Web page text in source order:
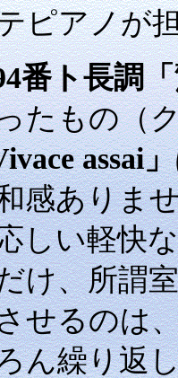
ピアノが
番ト長調
たもの（
assai」
感ありま
しい軽快
け、所謂
せるのは
ん繰り返